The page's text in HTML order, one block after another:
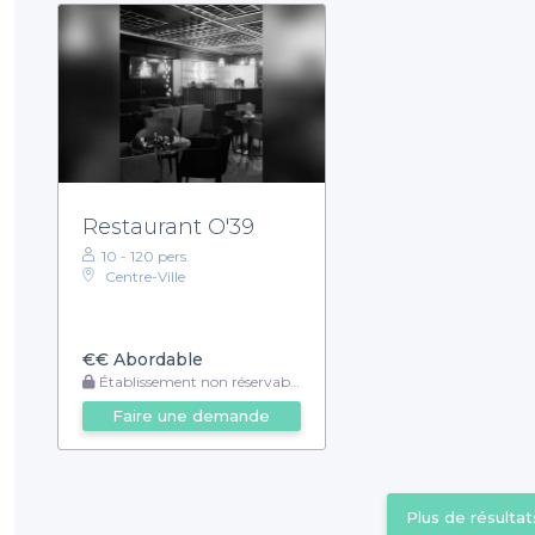
Restaurant O'39
10 - 120 pers.
Centre-Ville
€€ Abordable
Établissement non réservable
Faire une demande
Plus de